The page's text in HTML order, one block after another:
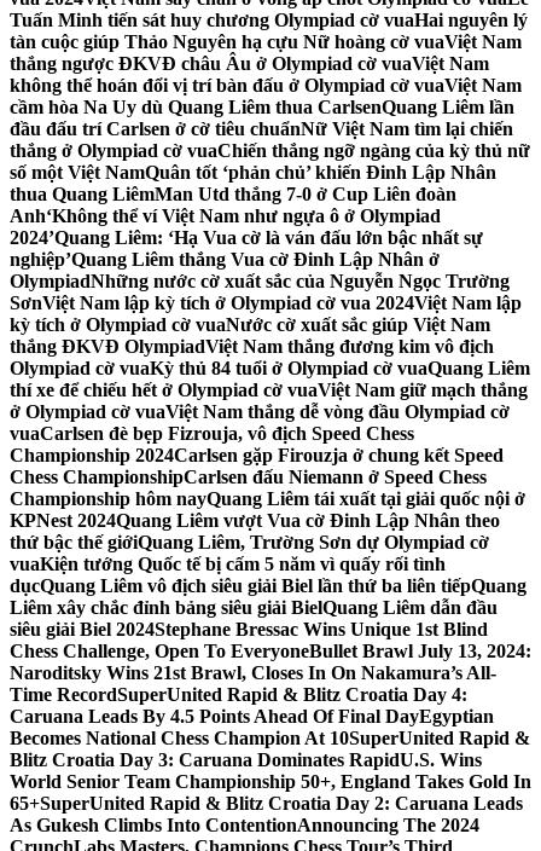
Tuấn Minh tiến sát huy chương Olympiad cờ vuaHai nguyên lý
tàn cuộc giúp Thảo Nguyên hạ cựu Nữ hoàng cờ vuaViệt Nam
thắng ngược ĐKVĐ châu Âu ở Olympiad cờ vuaViệt Nam
không thể hoán đổi vị trí bàn đấu ở Olympiad cờ vuaViệt Nam
cầm hòa Na Uy dù Quang Liêm thua CarlsenQuang Liêm lần
đầu đấu trí Carlsen ở cờ tiêu chuẩnNữ Việt Nam tìm lại chiến
thắng ở Olympiad cờ vuaChiến thắng ngỡ ngàng của kỳ thủ nữ
số một Việt NamQuân tốt ‘phản chủ’ khiến Đinh Lập Nhân
thua Quang LiêmMan Utd thắng 7-0 ở Cup Liên đoàn
Anh‘Không thể ví Việt Nam như ngựa ô ở Olympiad
2024’Quang Liêm: ‘Hạ Vua cờ là ván đấu lớn bậc nhất sự
nghiệp’Quang Liêm thắng Vua cờ Đinh Lập Nhân ở
OlympiadNhững nước cờ xuất sắc của Nguyễn Ngọc Trường
SơnViệt Nam lập kỳ tích ở Olympiad cờ vua 2024Việt Nam lập
kỳ tích ở Olympiad cờ vuaNước cờ xuất sắc giúp Việt Nam
thắng ĐKVĐ OlympiadViệt Nam thắng đương kim vô địch
Olympiad cờ vuaKỳ thủ 84 tuổi ở Olympiad cờ vuaQuang Liêm
thí xe để chiếu hết ở Olympiad cờ vuaViệt Nam giữ mạch thắng
ở Olympiad cờ vuaViệt Nam thắng dễ vòng đầu Olympiad cờ
vuaCarlsen đè bẹp Fizrouja, vô địch Speed Chess
Championship 2024Carlsen gặp Firouzja ở chung kết Speed
Chess ChampionshipCarlsen đấu Niemann ở Speed Chess
Championship hôm nayQuang Liêm tái xuất tại giải quốc nội ở
KPNest 2024Quang Liêm vượt Vua cờ Đinh Lập Nhân theo
thứ bậc thế giớiQuang Liêm, Trường Sơn dự Olympiad cờ
vuaKiện tướng Quốc tế bị cấm 5 năm vì quấy rối tình
dụcQuang Liêm vô địch siêu giải Biel lần thứ ba liên tiếpQuang
Liêm xây chắc đỉnh bảng siêu giải BielQuang Liêm dẫn đầu
siêu giải Biel 2024Stephane Bressac Wins Unique 1st Blind
Chess Challenge, Open To EveryoneBullet Brawl July 13, 2024:
Naroditsky Wins 21st Brawl, Closes In On Nakamura’s All-
Time RecordSuperUnited Rapid & Blitz Croatia Day 4:
Caruana Leads By 4.5 Points Ahead Of Final DayEgyptian
Becomes National Chess Champion At 10SuperUnited Rapid &
Blitz Croatia Day 3: Caruana Dominates RapidU.S. Wins
World Senior Team Championship 50+, England Takes Gold In
65+SuperUnited Rapid & Blitz Croatia Day 2: Caruana Leads
As Gukesh Climbs Into ContentionAnnouncing The 2024